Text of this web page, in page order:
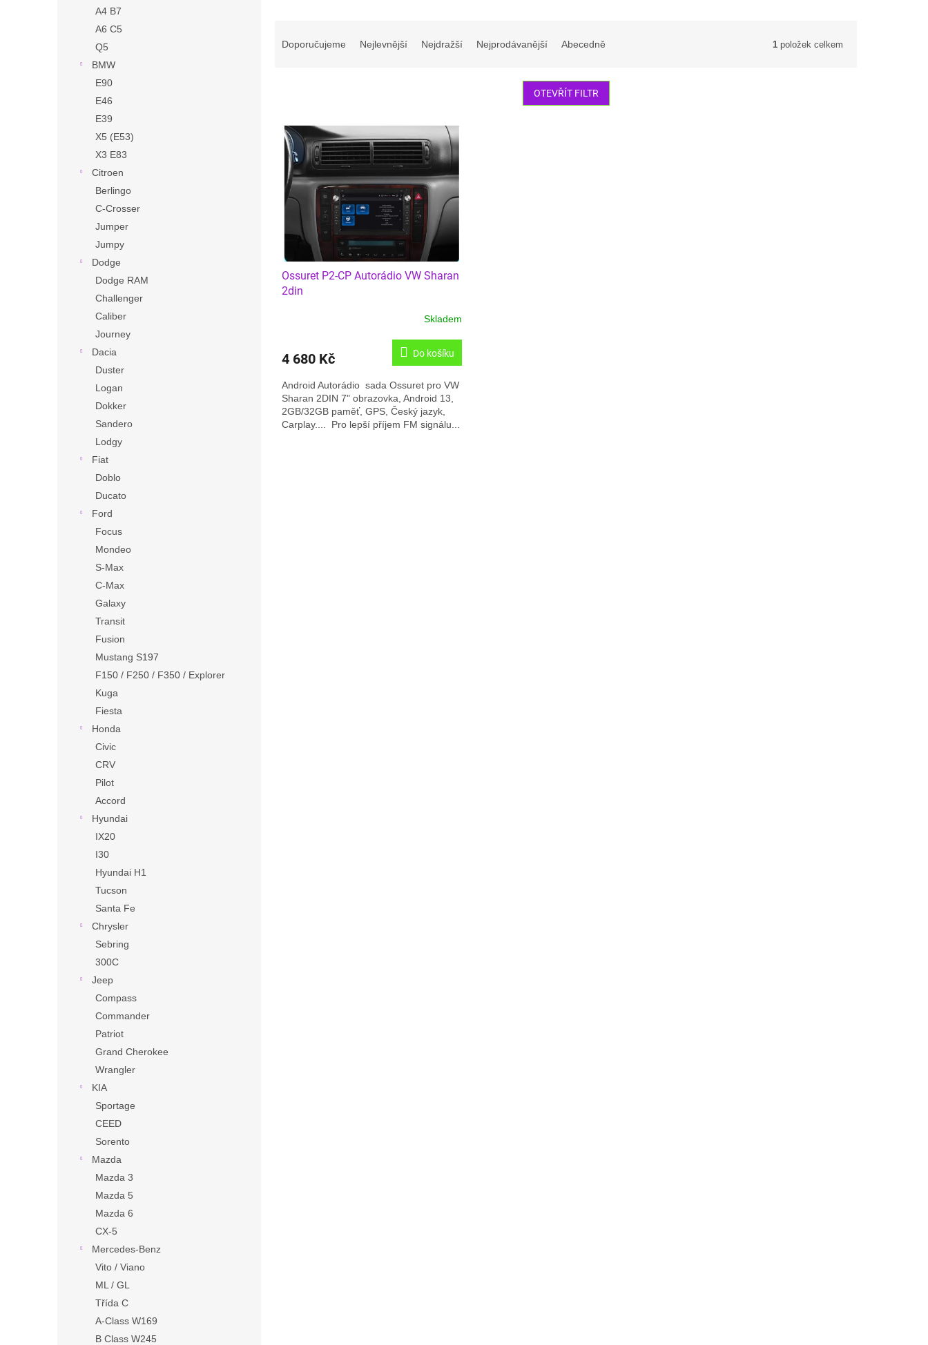
A4 B7
A6 C5
Q5
BMW
E90
E46
E39
X5 (E53)
X3 E83
Citroen
Berlingo
C-Crosser
Jumper
Jumpy
Dodge
Dodge RAM
Challenger
Caliber
Journey
Dacia
Duster
Logan
Dokker
Sandero
Lodgy
Fiat
Doblo
Ducato
Ford
Focus
Mondeo
S-Max
C-Max
Galaxy
Transit
Fusion
Mustang S197
F150 / F250 / F350 / Explorer
Kuga
Fiesta
Honda
Civic
CRV
Pilot
Accord
Hyundai
IX20
I30
Hyundai H1
Tucson
Santa Fe
Chrysler
Sebring
300C
Jeep
Compass
Commander
Patriot
Grand Cherokee
Wrangler
KIA
Sportage
CEED
Sorento
Mazda
Mazda 3
Mazda 5
Mazda 6
CX-5
Mercedes-Benz
Vito / Viano
ML / GL
Třída C
A-Class W169
B Class W245
Doporučujeme Nejlevnější Nejdražší Nejprodávanější Abecedně 1 položek celkem
OTEVŘÍT FILTR
Ossuret P2-CP Autorádio VW Sharan
2din
Skladem
4 680 Kč Do košíku
Android Autorádio sada Ossuret pro VW
Sharan 2DIN 7" obrazovka, Android 13,
2GB/32GB paměť, GPS, Český jazyk,
Carplay.... Pro lepší příjem FM signálu...